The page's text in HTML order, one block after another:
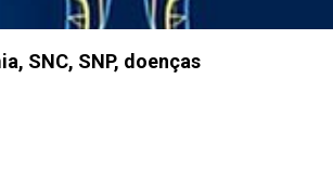
SNC, SNP, doenças